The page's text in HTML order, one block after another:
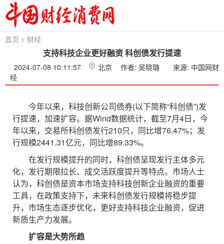
首页 > 财经
支持科技企业更好融资 科创债发行提速
2024-07-08 10:11:57 北京 作者: 吴晓璐
来源: 中国网财
经
今年以来，科技创新公司债券(以下简称“科创债”)发
行提速，加速扩容。据Wind数据统计，截至7月4日，今
年以来，交易所科创债发行210只，同比增76.47%；发
行规模2441.31亿元，同比增89.33%。
在发行规模提升的同时，科创债呈现发行主体多元
化，发行期限拉长、成交活跃度提升等特点。市场人士
认为，科创债是资本市场支持科技创新企业融资的重要
工具，在政策支持下，未来科创债发行规模将稳步提
升，市场生态逐步优化，更好支持科技企业融资，促进
新质生产力发展。
扩容是大势所趋